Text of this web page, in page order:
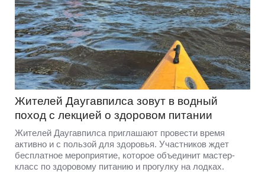
Жителей Даугавпилса зовут в водный
поход с лекцией о здоровом питании
Жителей Даугавпилса приглашают провести время
активно и с пользой для здоровья. Участников ждет
бесплатное мероприятие, которое объединит мастер-
класс по здоровому питанию и прогулку на лодках.